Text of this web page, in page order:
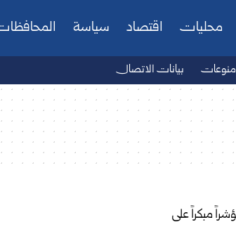
محليات اقتصاد سياسة
منوعات بيانات الاتصال